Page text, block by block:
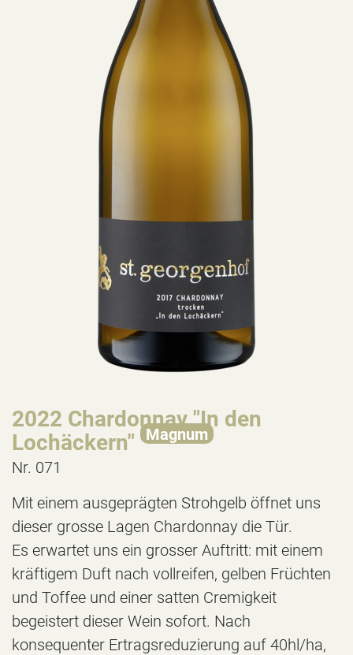
2022 Chardonnay "In den
Lochäckern"
Magnum
Nr. 071
Mit einem ausgeprägten Strohgelb öffnet uns
dieser grosse Lagen Chardonnay die Tür.
Es erwartet uns ein grosser Auftritt: mit einem
kräftigem Duft nach vollreifen, gelben Früchten
und Toffee und einer satten Cremigkeit
begeistert dieser Wein sofort. Nach
konsequenter Ertragsreduzierung auf 40hl/ha,